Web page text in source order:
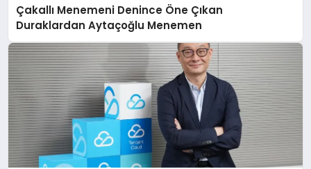
Çakallı Menemeni Denince Öne Çıkan
Duraklardan Aytaçoğlu Menemen